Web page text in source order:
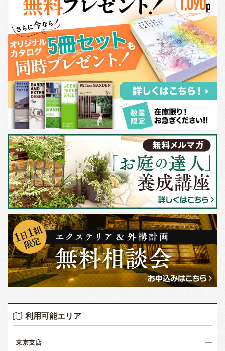
利用可能エリア
東京支店